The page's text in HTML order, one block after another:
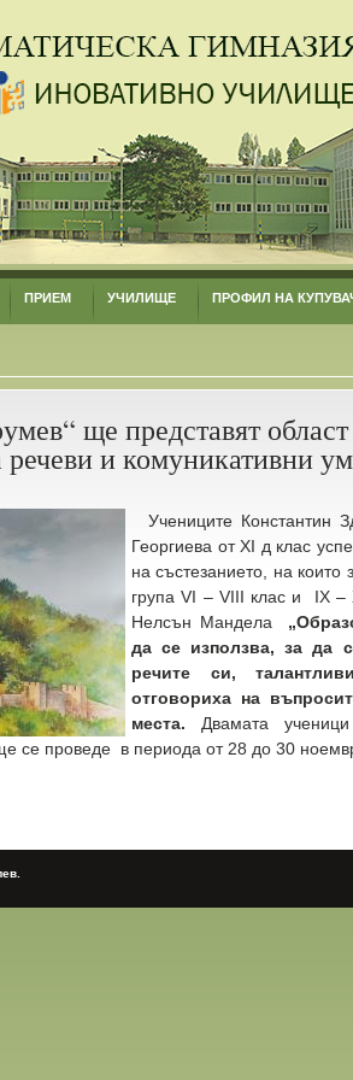
ПРИЕМ УЧИЛИЩЕ ПРОФИЛ НА
ще представят
и комуникативни
Учениците Константин
Георгиева от XI д клас
на състезанието, на които
група VI – VIII клас и IX –
Нелсън Мандела
да се използва, за да
речите си,
отговориха на
места. Двамата
се проведе в периода от 28 до 30